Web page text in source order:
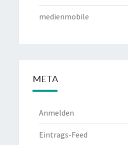
medienmobile
META
Anmelden
Eintrags-Feed